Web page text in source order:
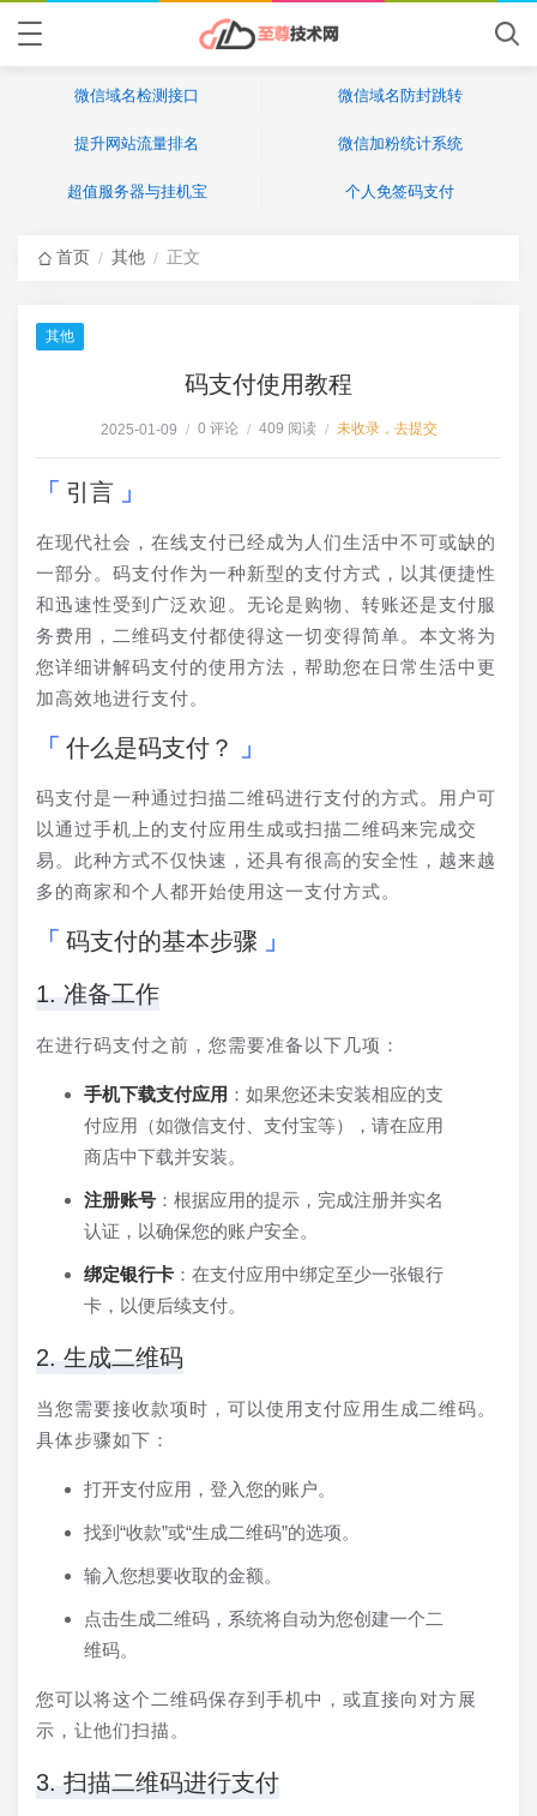
微信域名检测接口 微信域名防封跳转
提升网站流量排名 微信加粉统计系统
超值服务器与挂机宝 个人免签码支付
首页 / 其他 / 正文
其他
码支付使用教程
2025-01-09 / 0 评论 / 409 阅读 / 未收录，去提交
引言
在现代社会，在线支付已经成为人们生活中不可或缺的
一部分。码支付作为一种新型的支付方式，以其便捷性
和迅速性受到广泛欢迎。无论是购物、转账还是支付服
务费用，二维码支付都使得这一切变得简单。本文将为
您详细讲解码支付的使用方法，帮助您在日常生活中更
加高效地进行支付。
什么是码支付？
码支付是一种通过扫描二维码进行支付的方式。用户可
以通过手机上的支付应用生成或扫描二维码来完成交
易。此种方式不仅快速，还具有很高的安全性，越来越
多的商家和个人都开始使用这一支付方式。
码支付的基本步骤
1. 准备工作
在进行码支付之前，您需要准备以下几项：
手机下载支付应用 ：如果您还未安装相应的支
付应用（如微信支付、支付宝等），请在应用
商店中下载并安装。
注册账号 ：根据应用的提示，完成注册并实名
认证，以确保您的账户安全。
绑定银行卡 ：在支付应用中绑定至少一张银行
卡，以便后续支付。
2. 生成二维码
当您需要接收款项时，可以使用支付应用生成二维码。
具体步骤如下：
打开支付应用，登入您的账户。
找到“收款”或“生成二维码”的选项。
输入您想要收取的金额。
点击生成二维码，系统将自动为您创建一个二
维码。
您可以将这个二维码保存到手机中，或直接向对方展
示，让他们扫描。
3. 扫描二维码进行支付